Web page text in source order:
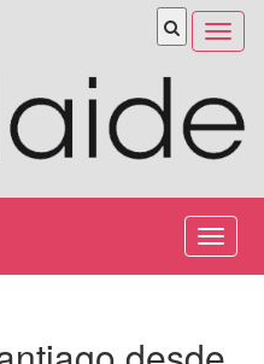
Abrir
menú
ireki